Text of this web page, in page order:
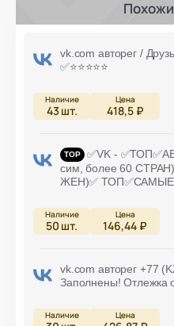
vk.com авторег /
✅⭐️⭐️⭐️⭐️⭐️
43шт. 418,5 ₽
✅VK -
сим, более 60
ЖЕН)✅
50 шт. 146,44 ₽
vk.com авторег +77
Заполнены! Отлежка